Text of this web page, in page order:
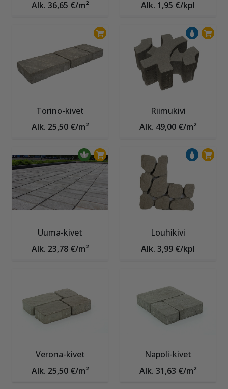
Alk. 36,65 €/m² Alk. 1,95 €/kpl
Torino-kivet
Alk. 25,50 €/m²
Riimukivi
Alk. 49,00 €/m²
Uuma-kivet
Alk. 23,78 €/m²
Louhikivi
Alk. 3,99 €/kpl
Verona-kivet
Alk. 25,50 €/m²
Napoli-kivet
Alk. 31,63 €/m²